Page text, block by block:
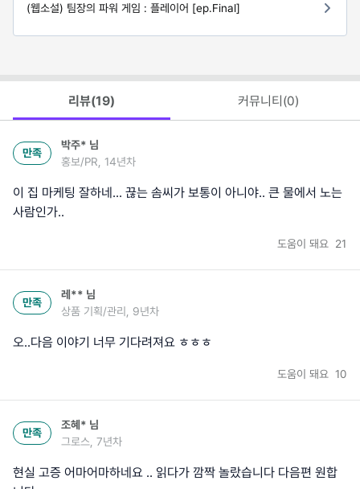
(웹소설) 팀장의 파워 게임 : 플레이어 [ep.Final]
리뷰(19) 커뮤니티(0)
만족
박주* 님
홍보/PR, 14년차
이 집 마케팅 잘하네... 끊는 솜씨가 보통이 아니야.. 큰 물에서 노는
사람인가..
도움이 돼요 21
만족
레** 님
상품 기획/관리, 9년차
오..다음 이야기 너무 기다려져요 ㅎㅎㅎ
도움이 돼요 10
만족
조혜* 님
그로스, 7년차
현실 고증 어마어마하네요 .. 읽다가 깜짝 놀랐습니다 다음편 원합